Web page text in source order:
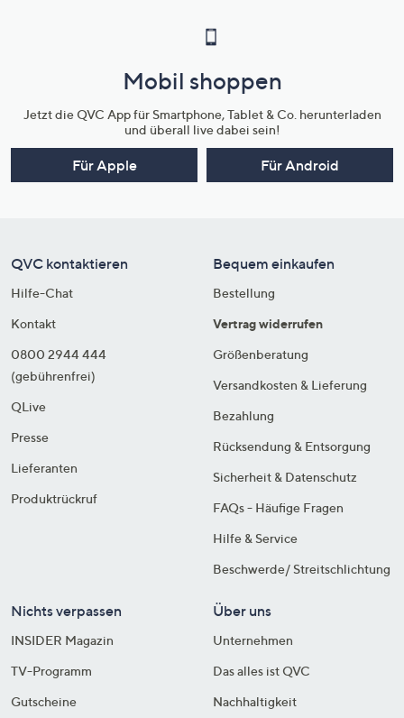
Mobil shoppen
Jetzt die QVC App für Smartphone, Tablet & Co. herunterladen
und überall live dabei sein!
Für Apple Für Android
QVC kontaktieren
Hilfe-Chat
Kontakt
0800 2944 444
(gebührenfrei)
QLive
Presse
Lieferanten
Produktrückruf
Bequem einkaufen
Bestellung
Vertrag widerrufen
Größenberatung
Versandkosten & Lieferung
Bezahlung
Rücksendung & Entsorgung
Sicherheit & Datenschutz
FAQs - Häufige Fragen
Hilfe & Service
Beschwerde/ Streitschlichtung
Nichts verpassen
INSIDER Magazin
TV-Programm
Gutscheine
Über uns
Unternehmen
Das alles ist QVC
Nachhaltigkeit